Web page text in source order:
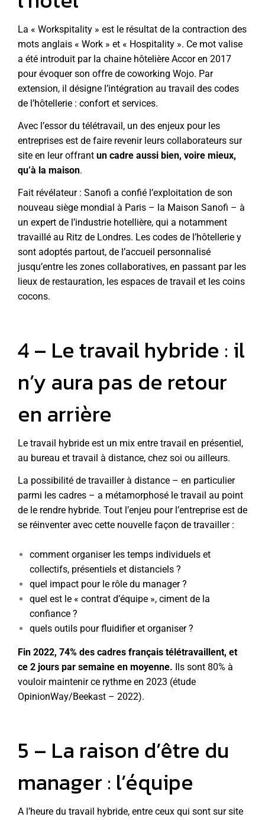
La « Workspitality » est le résultat de la contraction des
mots anglais « Work » et « Hospitality ». Ce mot valise
a été introduit par la chaine hôtelière Accor en 2017
pour évoquer son offre de coworking Wojo. Par
extension, il désigne l’intégration au travail des codes
de l’hôtellerie : confort et services.
Avec l’essor du télétravail, un des enjeux pour les
entreprises est de faire revenir leurs collaborateurs sur
site en leur offrant un cadre aussi bien, voire mieux,
qu’à la maison.
Fait révélateur : Sanofi a confié l’exploitation de son
nouveau siège mondial à Paris – la Maison Sanofi – à
un expert de l’industrie hotellière, qui a notamment
travaillé au Ritz de Londres. Les codes de l’hôtellerie y
sont adoptés partout, de l’accueil personnalisé
jusqu’entre les zones collaboratives, en passant par les
lieux de restauration, les espaces de travail et les coins
cocons.
4 – Le travail hybride : il
n’y aura pas de retour
en arrière
Le travail hybride est un mix entre travail en présentiel,
au bureau et travail à distance, chez soi ou ailleurs.
La possibilité de travailler à distance – en particulier
parmi les cadres – a métamorphosé le travail au point
de le rendre hybride. Tout l’enjeu pour l’entreprise est de
se réinventer avec cette nouvelle façon de travailler :
comment organiser les temps individuels et
collectifs, présentiels et distanciels ?
quel impact pour le rôle du manager ?
quel est le « contrat d’équipe », ciment de la
confiance ?
quels outils pour fluidifier et organiser ?
Fin 2022, 74% des cadres français télétravaillent, et
ce 2 jours par semaine en moyenne. Ils sont 80% à
vouloir maintenir ce rythme en 2023 (étude
OpinionWay/Beekast – 2022).
5 – La raison d’être du
manager : l’équipe
A l’heure du travail hybride, entre ceux qui sont sur site